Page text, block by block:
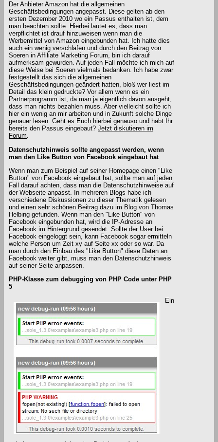
Der Anbieter Amazon hat die allgemeinen
Geschäftsbedingungen angepasst. Diese gelten ab den
ersten Dezember 2010 wo ein Passus enthalten ist, dem
man beachten sollte. Hierbei lautet es, dass man
verpflichtet ist drauf hinzuweisen wenn man die
Werbemittel von Amazon eingebunden hat. Ich hatte dies
auch ein wenig verschlafen und durch den Beitrag von
Soeren in Affiliate Marketing Forum, bin ich darauf
aufmerksam gewurden. Auf jeden Fall möchte ich mich auf
diese Weise bei Soeren vielmals bedanken. Ich habe zwar
festgestellt das sich die allgemeinen
Geschäftsbedingungen geändert hatten, bloß wer liest im
Detail das klein gedruckte? Vor allem wenn es ein
Partnerprogramm ist, da man ja eigentlich davon ausgeht,
dass man nichts bezahlen muss. Aber vielleicht sollte ich
hier ein wenig an mir arbeiten und in Zukunft solche Dinge
genauer lesen. Geht es Euch hierbei genauso und habt Ihr
bereits den Passus eingebaut? Jetzt diskutieren im
Forum.
Datenschutzhinweis sollte angepasst werden, wenn
man den Like Button von Facebook eingebaut hat
Wenn man zum Beispiel auf seiner Homepage einen "Like
Button" von Facebook eingebaut hat, sollte man auf jeden
Fall darauf achten, dass man die Datenschutzhinweise auf
der Webseite anpasst. In mehreren Blogs habe ich
verschiedene Diskussionen zu dieser Thematik gelesen
und einen sehr schönen Beitrag dazu im Blog von Thomas
Helbing gefunden. Wenn man den "Like Button" von
Facebook eingebunden hat, wird die IP-Adresse an
Facebook im Hintergrund gesendet. Sollte der User bei
Facebook eingeloggt sein, kann Facebook sogar ermitteln
welche Person um Zeit xy auf Seite xx oder so war. Da
man durch den Einbau des "Like Button" diese Daten an
Facebook weiter gibt, muss man den Datenschutzhinweis
auf seiner Seite anpassen.
PHP-Klasse zum debugging von PHP Code unter PHP
5
Ein